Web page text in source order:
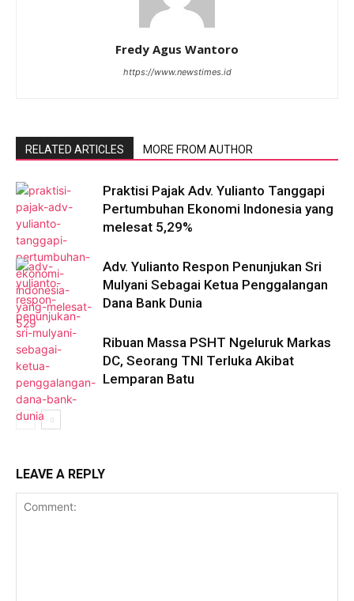
Fredy Agus Wantoro
https://www.newstimes.id
RELATED ARTICLES MORE FROM AUTHOR
Praktisi Pajak Adv. Yulianto Tanggapi
Pertumbuhan Ekonomi Indonesia yang
melesat 5,29%
Adv. Yulianto Respon Penunjukan Sri
Mulyani Sebagai Ketua Penggalangan
Dana Bank Dunia
Ribuan Massa PSHT Ngeluruk Markas
DC, Seorang TNI Terluka Akibat
Lemparan Batu
LEAVE A REPLY